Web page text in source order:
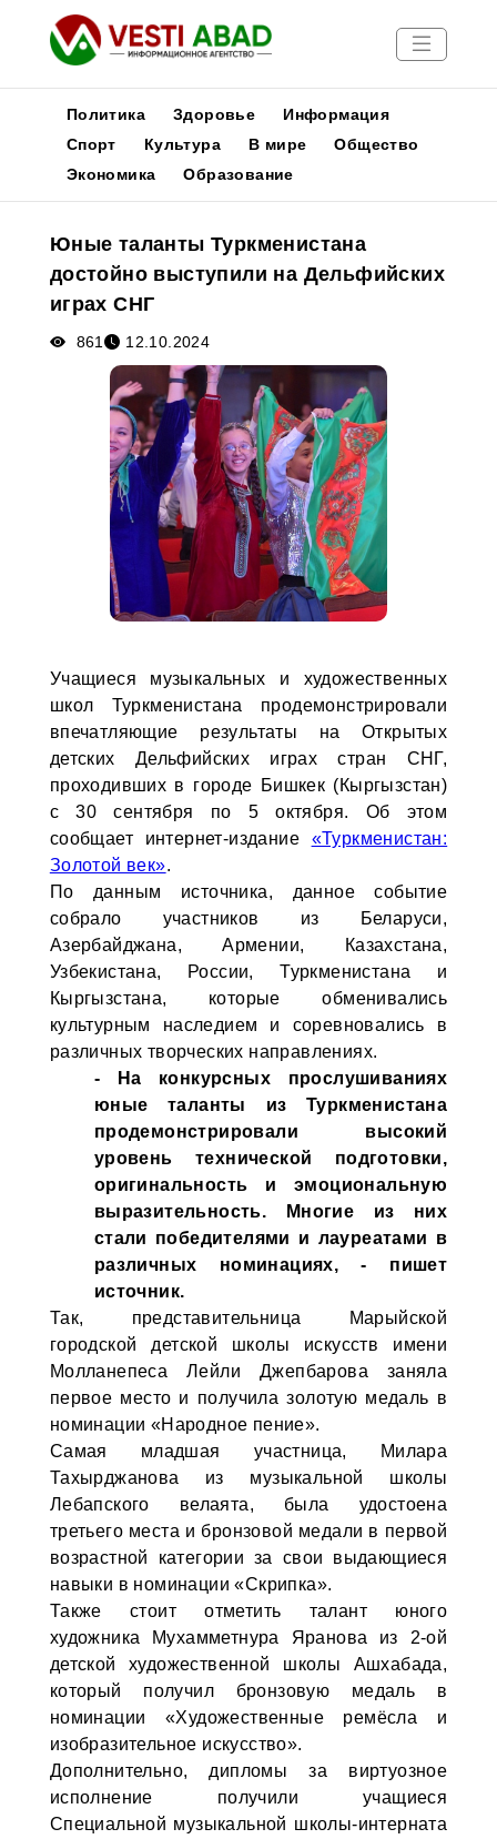
Новости
Медиа
Афиша
Политика Здоровье
Информация
Спорт
Культура В мире
Общество
Экономика
Образование
Юные таланты Туркменистана
достойно выступили на Дельфийских
играх СНГ
861 12.10.2024
Учащиеся музыкальных и художественных
школ Туркменистана продемонстрировали
впечатляющие результаты на Открытых
детских Дельфийских играх стран СНГ,
проходивших в городе Бишкек (Кыргызстан)
с 30 сентября по 5 октября. Об этом
сообщает интернет-издание «Туркменистан:
Золотой век».
По данным источника, данное событие
собрало участников из Беларуси,
Азербайджана, Армении, Казахстана,
Узбекистана, России, Туркменистана и
Кыргызстана, которые обменивались
культурным наследием и соревновались в
различных творческих направлениях.
- На конкурсных прослушиваниях
юные таланты из Туркменистана
продемонстрировали высокий
уровень технической подготовки,
оригинальность и эмоциональную
выразительность. Многие из них
стали победителями и лауреатами в
различных номинациях, - пишет
источник.
Так, представительница Марыйской
городской детской школы искусств имени
Молланепеса Лейли Джепбарова заняла
первое место и получила золотую медаль в
номинации «Народное пение».
Самая младшая участница, Милара
Тахырджанова из музыкальной школы
Лебапского велаята, была удостоена
третьего места и бронзовой медали в первой
возрастной категории за свои выдающиеся
навыки в номинации «Скрипка».
Также стоит отметить талант юного
художника Мухамметнура Яранова из 2-ой
детской художественной школы Ашхабада,
который получил бронзовую медаль в
номинации «Художественные ремёсла и
изобразительное искусство».
Дополнительно, дипломы за виртуозное
исполнение получили учащиеся
Специальной музыкальной школы-интерната